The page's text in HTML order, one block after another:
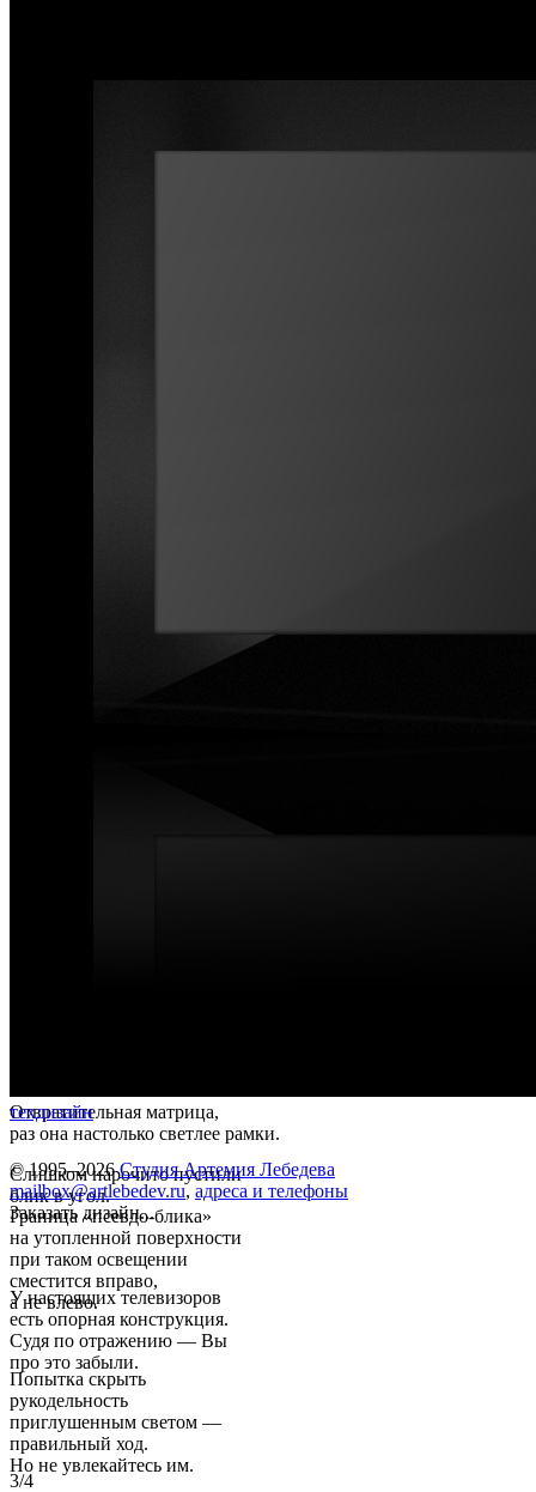
Отвратительная матрица,
раз она настолько светлее рамки.
Слишком нарочито пустили
блик в угол.
Граница «псевдо-блика»
на утопленной поверхности
при таком освещении
сместится вправо,
а не влево.
У настоящих телевизоров
есть опорная конструкция.
Судя по отражению — Вы
про это забыли.
Попытка скрыть
рукодельность
приглушенным светом —
правильный ход.
Но не увлекайтесь им.
3/4
техдизайн
© 1995–2026 Студия Артемия Лебедева
mailbox@artlebedev.ru, адреса и телефоны
Заказать дизайн...